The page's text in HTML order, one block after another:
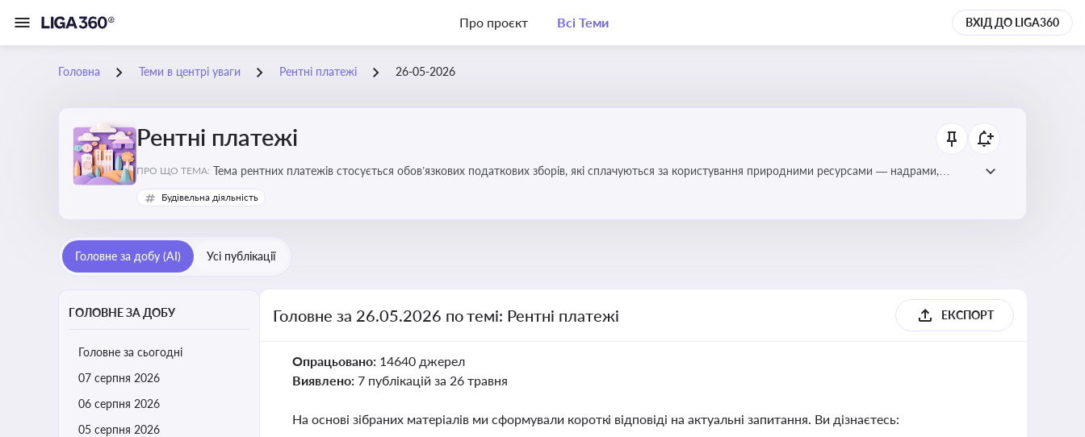
Про проєкт Всі Теми ВХІД ДО LIGA360
Головна Теми в центрі уваги Рентні платежі 26-05-2026
Рентні платежі
ПРО ЩО ТЕМА: Тема рентних платежів стосується обов’язкових податкових зборів, які сплачуються за користування природними ресурсами — надрами,
водою, лісами
Будівельна діяльність
Головне за добу (AI) Усі публікації
ГОЛОВНЕ ЗА ДОБУ
Головне за сьогодні
07 серпня 2026
06 серпня 2026
05 серпня 2026
Головне за 26.05.2026 по темі: Рентні платежі ЕКСПОРТ
Опрацьовано: 14640 джерел
Виявлено: 7 публікацій за 26 травня
На основі зібраних матеріалів ми сформували короткі відповіді на актуальні запитання. Ви дізнаєтесь: